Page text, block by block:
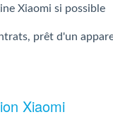
Xiaomi si possible
prêt d'un
Xiaomi